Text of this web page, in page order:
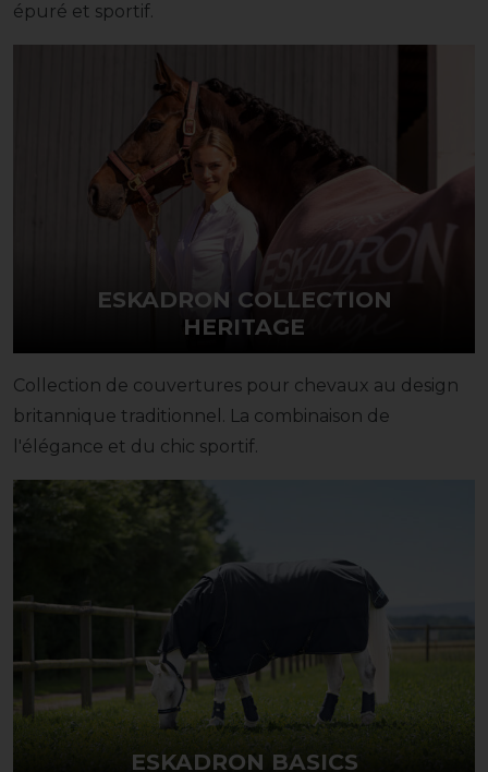
épuré et sportif.
ESKADRON COLLECTION
HERITAGE
Collection de couvertures pour chevaux au design
britannique traditionnel. La combinaison de
l'élégance et du chic sportif.
ESKADRON BASICS